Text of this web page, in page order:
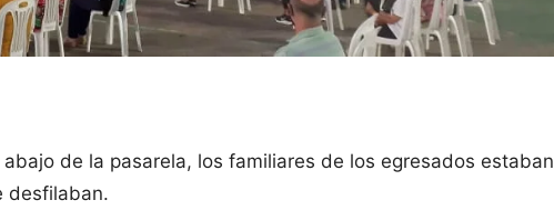
de la pasarela, los familiares de los egresados estaban
desfilaban.